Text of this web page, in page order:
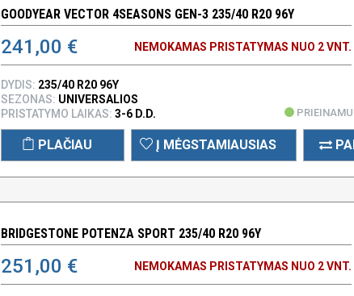
GOODYEAR VECTOR 4SEASONS GEN-3 235/40 R20 96Y
241,00 € NEMOKAMAS PRISTATYMAS NUO 2 VNT.
DYDIS: 235/40 R20 96Y
SEZONAS: UNIVERSALIOS
PRISTATYMO LAIKAS: 3-6 D.D.
PLAČIAU Į MĖGSTAMIAUSIAS
BRIDGESTONE POTENZA SPORT 235/40 R20 96Y
251,00 € NEMOKAMAS PRISTATYMAS NUO 2 VNT.